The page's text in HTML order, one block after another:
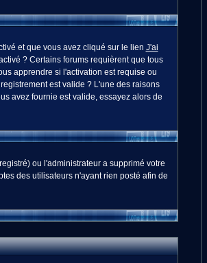
et que vous avez cliqué sur le lien J'ai
? Certains forums requièrent que tous
apprendre si l'activation est requise ou
est valide ? L'une des raisons
avez fournie est valide, essayez alors de
ou l'administrateur a supprimé votre
des utilisateurs n'ayant rien posté afin de